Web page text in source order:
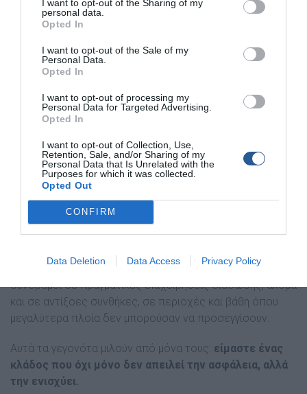
I want to opt-out of the Sharing of my
personal data.
Opted In
I want to opt-out of the Sale of my
Personal Data.
Opted In
I want to opt-out of processing my
Personal Data for Targeted Advertising.
Opted In
I want to opt-out of Collection, Use,
Retention, Sale, and/or Sharing of my
Personal Data that Is Unrelated with the
Purposes for which it was collected.
Opted Out
CONFIRM
Data Deletion Data Access Privacy Policy
εκμισθωτές μικρών σκαφών αναψυχής είμαστε οι πρώτοι
που επιθυμούμε να διασφαλίσουμε ότι κάθε πελάτης θα
απολαύσει τη θάλασσα με τρόπο ασφαλή, υπεύθυνο και
απολύτως νόμιμο.
Κι όμως, την ίδια στιγμή, διακινούνται ανυπόστατοι
ισχυρισμοί και παραπλανητικές κατηγορίες που δεν
έχουν καμία απολύτως σχέση με την πραγματικότητα.
Ο κλάδος μας διαθέτει πλήρη και πιστοποιημένη
εκπαίδευση σε κρίσιμα πεδία, όπως:
Αποφυγή συγκρούσεων στη θάλασσα
Έρευνα και διάσωση
Παροχή πρώτων βοηθειών
Δεν είναι τυχαίο ότι τα σκάφη μας έχουν επανειλημμένα
συνδράμει σε πραγματικές επιχειρήσεις διάσωσης, ακόμα
και σε αντίξοες συνθήκες, σε περιοχές και βάθη όπου
μεγαλύτερα πλοία δεν μπορούσαν να προσεγγίσουν.
Αυτά τα γεγονότα μιλούν από μόνα τους: είμαστε ένας
κλάδος που όχι μόνο δεν απειλεί την ασφάλεια, αλλά
την ενισχύει.